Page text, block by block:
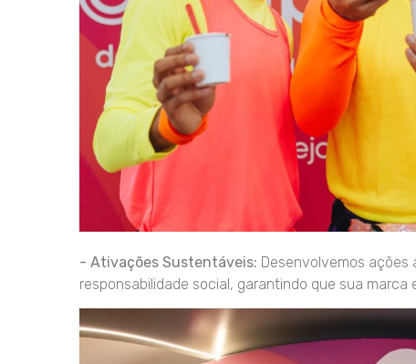
- Ativações Sustentáveis: Desenvolvemos ações
responsabilidade social, garantindo que sua